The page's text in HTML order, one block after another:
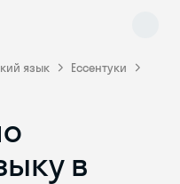
язык
Ессентуки
в